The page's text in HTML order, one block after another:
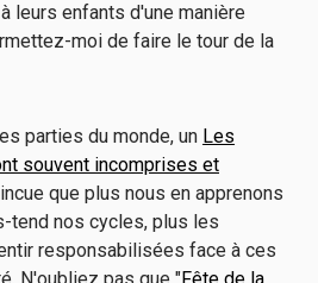
leurs enfants d'une manière
moi de faire le tour de la
parties du monde, un Les
souvent incomprises et
que plus nous en apprenons
tend nos cycles, plus les
responsabilisées face à ces